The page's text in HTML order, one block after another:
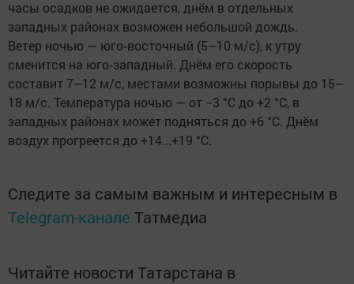
часы осадков не ожидается, днём в отдельных
западных районах возможен небольшой дождь.
Ветер ночью — юго‑восточный (5–10 м/с), к утру
сменится на юго‑западный. Днём его скорость
составит 7–12 м/с, местами возможны порывы до 15–
18 м/с. Температура ночью — от −3 °C до +2 °C, в
западных районах может подняться до +6 °C. Днём
воздух прогреется до +14...+19 °C.
Следите за самым важным и интересным в
Telegram-канале Татмедиа
Читайте новости Татарстана в